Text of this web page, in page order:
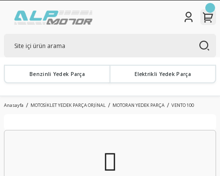
Benzinli Yedek Parça Elektrikli Yedek Parça
Anasayfa MOTOSİKLET YEDEK PARÇA ORJİNAL MOTORAN YEDEK PARÇA VENTO 100